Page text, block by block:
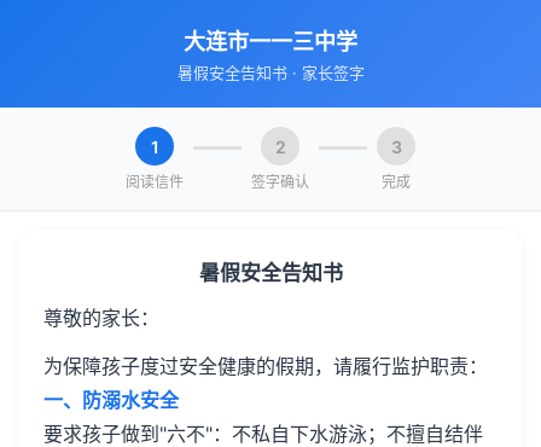
大连市一一三中学
暑假安全告知书 · 家长签字
1
阅读信件
2
签字确认
3
完成
暑假安全告知书
尊敬的家长：
为保障孩子度过安全健康的假期，请履行监护职责：
一、防溺水安全
要求孩子做到"六不"：不私自下水游泳；不擅自结伴